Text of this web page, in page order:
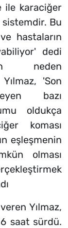
ile karaciğer
sistemdir. Bu
hastaların
dedi
neden
'Son
bazı
oldukça
koması
eşleşmenin
olması
Yılmaz,
saat sürdü.